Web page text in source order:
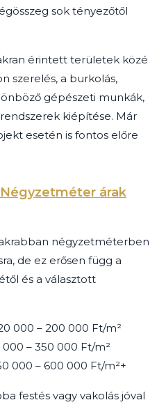
sok tényezőtől
érintett területek közé
szerelés, a burkolás,
gépészeti munkák,
kiépítése. Már
esetén is fontos előre
Négyzetméter árak
négyzetméterben
de ez erősen függ a
és a választott
000 – 200 000 Ft/m²
000 – 350 000 Ft/m²
000 – 600 000 Ft/m²+
festés vagy vakolás jóval